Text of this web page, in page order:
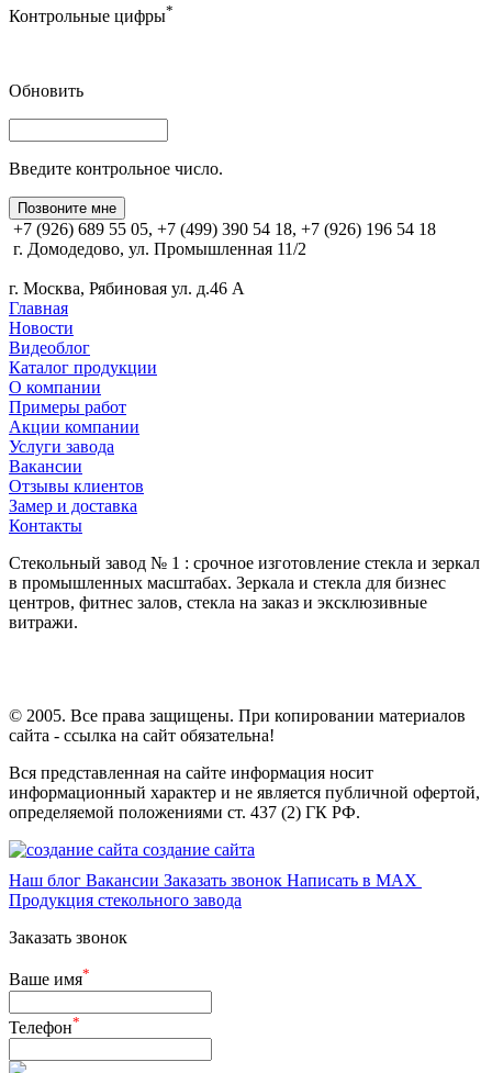
Контрольные цифры*
Обновить
Введите контрольное число.
Позвоните мне
+7 (926) 689 55 05, +7 (499) 390 54 18, +7 (926) 196 54 18
г. Домодедово, ул. Промышленная 11/2
г. Москва, Рябиновая ул. д.46 А
Главная
Новости
Видеоблог
Каталог продукции
О компании
Примеры работ
Акции компании
Услуги завода
Вакансии
Отзывы клиентов
Замер и доставка
Контакты
Стекольный завод № 1 : срочное изготовление стекла и зеркал
в промышленных масштабах. Зеркала и стекла для бизнес
центров, фитнес залов, стекла на заказ и эксклюзивные
витражи.
© 2005. Все права защищены. При копировании материалов
сайта - ссылка на сайт обязательна!
Вся представленная на сайте информация носит
информационный характер и не является публичной офертой,
определяемой положениями ст. 437 (2) ГК РФ.
создание сайта
Наш блог Вакансии Заказать звонок Написать в MAX
Продукция стекольного завода
Заказать звонок
Ваше имя*
Телефон*